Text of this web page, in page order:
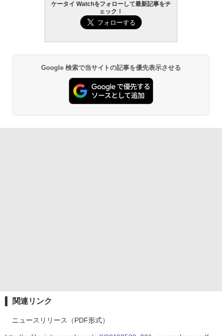
ケータイ Watchをフォローして最新記事をチ
ェック！
Google 検索で当サイトの記事を優先表示させる
関連リンク
ニュースリリース（PDF形式）